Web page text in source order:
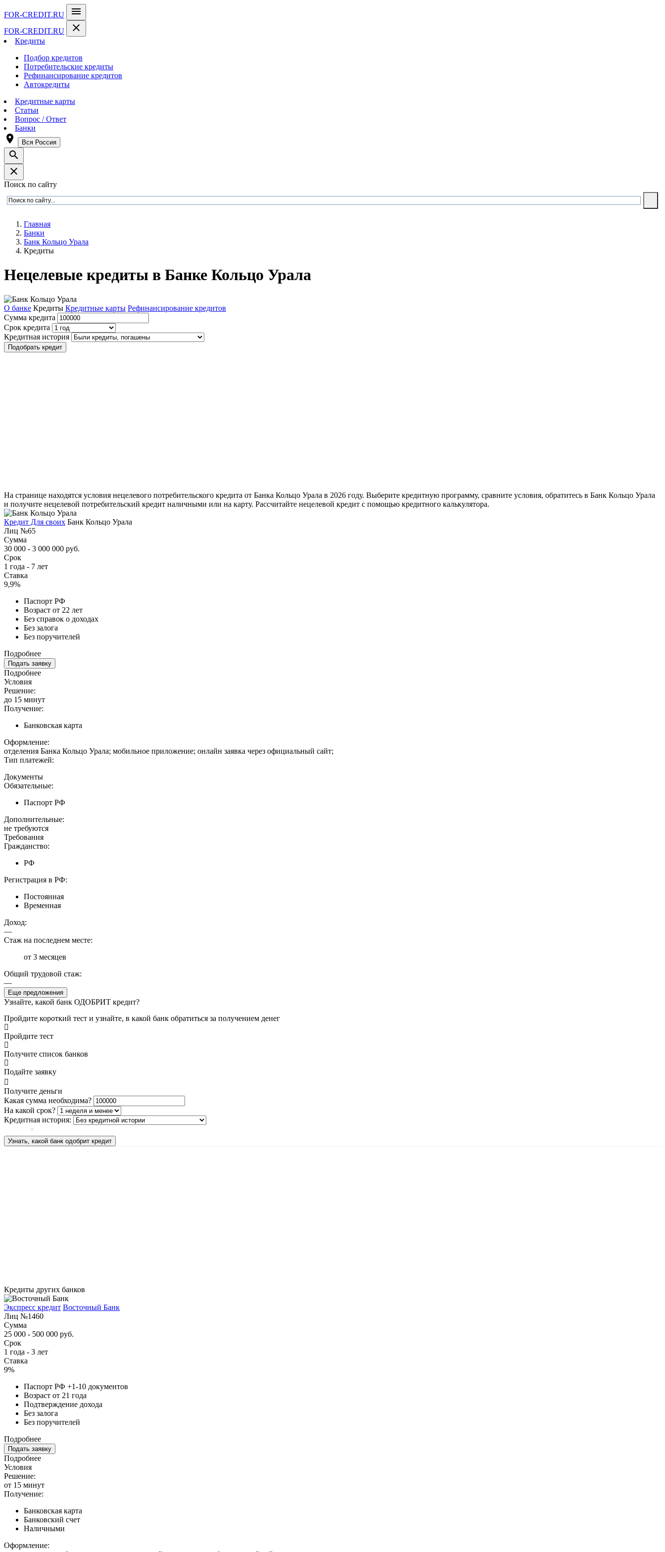
FOR-CREDIT.RU menu
FOR-CREDIT.RU close
Кредиты
Подбор кредитов
Потребительские кредиты
Рефинансирование кредитов
Автокредиты
Кредитные карты
Статьи
Вопрос / Ответ
Банки
room Вся Россия
search
close
Поиск по сайту
Главная
Банки
Банк Кольцо Урала
Кредиты
Нецелевые кредиты в Банке Кольцо Урала
О банке Кредиты Кредитные карты Рефинансирование кредитов
Сумма кредита
Срок кредита
Кредитная история
Подобрать кредит
На странице находятся условия нецелевого потребительского кредита от Банка Кольцо Урала в 2026 году. Выберите кредитную программу, сравните условия, обратитесь в Банк Кольцо Урала
и получите нецелевой потребительский кредит наличными или на карту. Рассчитайте нецелевой кредит с помощью кредитного калькулятора.
Кредит Для своих Банк Кольцо Урала
Лиц №65
Сумма
30 000 - 3 000 000 руб.
Срок
1 года - 7 лет
Ставка
9,9%
Паспорт РФ
Возраст от 22 лет
Без справок о доходах
Без залога
Без поручителей
Подробнее
Подать заявку
Подробнее
Условия
Решение:
до 15 минут
Получение:
Банковская карта
Оформление:
отделения Банка Кольцо Урала; мобильное приложение; онлайн заявка через официальный сайт;
Тип платежей:
Документы
Обязательные:
Паспорт РФ
Дополнительные:
не требуются
Требования
Гражданство:
РФ
Регистрация в РФ:
Постоянная
Временная
Доход:
—
Стаж на последнем месте:
от 3 месяцев
Общий трудовой стаж:
—
Еще предложения
Узнайте, какой банк ОДОБРИТ кредит?
Пройдите короткий тест и узнайте, в какой банк обратиться за получением денег
Пройдите тест
Получите список банков
Подайте заявку
Получите деньги
Какая сумма необходима?
На какой срок?
Кредитная история:
Узнать, какой банк одобрит кредит
Кредиты других банков
Экспресс кредит Восточный Банк
Лиц №1460
Сумма
25 000 - 500 000 руб.
Срок
1 года - 3 лет
Ставка
9%
Паспорт РФ +1-10 документов
Возраст от 21 года
Подтверждение дохода
Без залога
Без поручителей
Подробнее
Подать заявку
Подробнее
Условия
Решение:
от 15 минут
Получение:
Банковская карта
Банковский счет
Наличными
Оформление: